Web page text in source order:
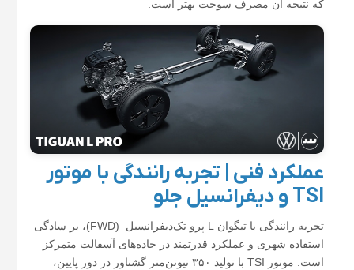
که نتیجه آن مصرف سوخت بهتر است.
عملکرد فنی | تجربه رانندگی با موتور
TSI و دیفرانسیل جلو
تجربه رانندگی با تیگوان L پرو تک‌دیفرانسیل (FWD)، بر سادگی
استفاده شهری و عملکرد قدرتمند در جاده‌های آسفالت متمرکز
است. موتور TSI با تولید ۳۵۰ نیوتن‌متر گشتاور در دور پایین،